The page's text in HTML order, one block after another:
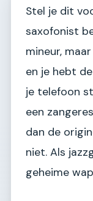
Stel je dit
saxofonist
mineur,
en je hebt
je telefoon
een
dan de
niet. Als
geheime